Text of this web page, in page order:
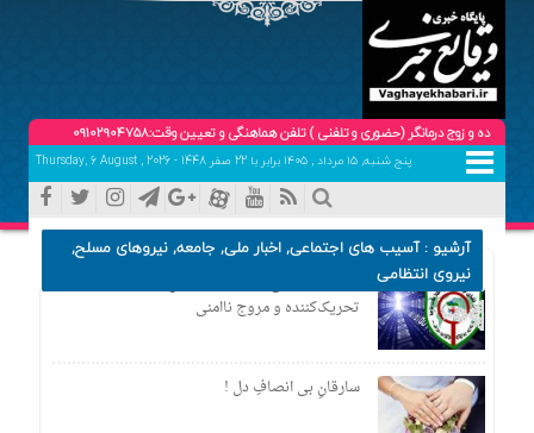
درمانگر (حضوری و تلفنی ) تلفن هماهنگی و تعیین وقت:09102904758
پنج شنبه, ۱۵ مرداد , ۱۴۰۵ برابر با 22 صفر 1448 - Thursday, 6 August , 2026
آرشیو :آسیب های اجتماعی,اخبار ملی, جامعه,نیروهای مسلح,
نیروی انتظامی
تحریک‌کننده و مروج ناامنی
سارقانِ بی انصافِ دل !